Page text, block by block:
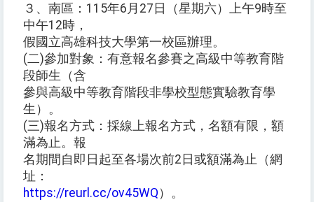
３、南區：115年6月27日（星期六）上午9時至
中午12時，
假國立高雄科技大學第一校區辦理。
(二)參加對象：有意報名參賽之高級中等教育階
段師生（含
參與高級中等教育階段非學校型態實驗教育學
生）。
(三)報名方式：採線上報名方式，名額有限，額
滿為止。報
名期間自即日起至各場次前2日或額滿為止（網
址：
https://reurl.cc/ov45WQ ）。